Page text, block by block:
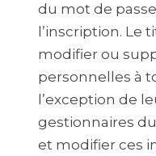
du mot de
l’inscription.
modifier ou
personnelles à
l’exception de
gestionnaires
et modifier ces